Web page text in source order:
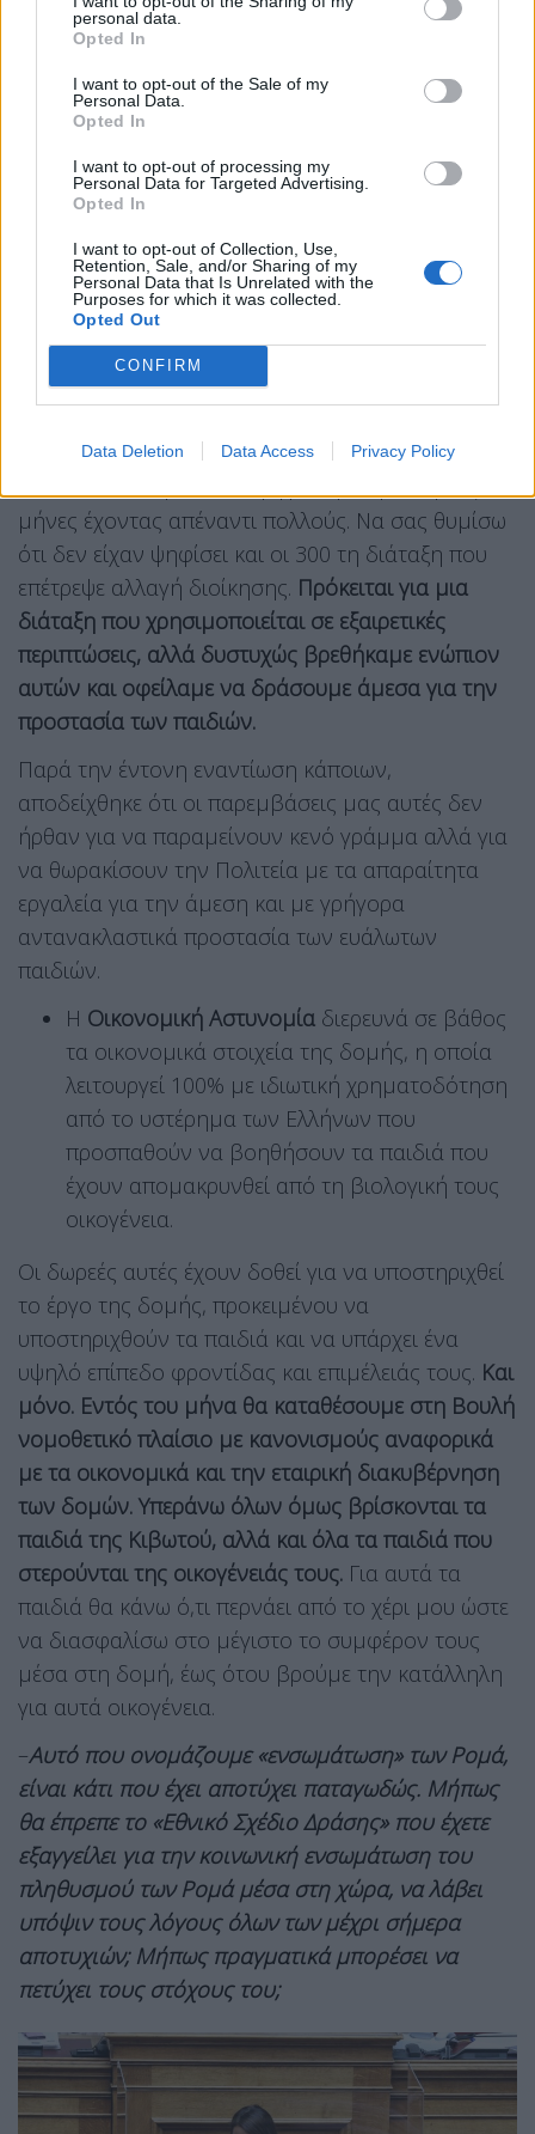
personal data.
Opted In
I want to opt-out of the Sale of my
Personal Data.
Opted In
I want to opt-out of processing my
Personal Data for Targeted Advertising.
Opted In
I want to opt-out of Collection, Use,
Retention, Sale, and/or Sharing of my
Personal Data that Is Unrelated with the
Purposes for which it was collected.
Opted Out
CONFIRM
Data Deletion Data Access Privacy Policy
λειτουργίας των δομών παιδικής προστασίας.
Προτεραιότητά μας να εξακριβώσουμε ότι οι
υπηρεσίες που παρέχονται στα παιδιά είναι οι
σωστές και ότι απασχολούνται και τα φροντίζουν
οι σωστοί άνθρωποι.
Η υπόθεση της «Κιβωτού» έχει πολλές και
διαφορετικές πτυχές. Έχουμε ακούσει ακόμη και
ξέπλυμα μαύρου χρήματος; Θα δούμε ποιοι
άραγε έκαναν ξέπλυμα βρώμικου χρήματος ή η
έρευνα θα περιοριστεί στον ιερέα και τη σύζυγό
διάταξη για έκτακτη αλλαγή στη διοίκηση
μήνες έχοντας απέναντι πολλούς. Να σας θυμίσω
ότι δεν είχαν ψηφίσει και οι 300 τη διάταξη που
επέτρεψε αλλαγή διοίκησης. Πρόκειται για μια
διάταξη που χρησιμοποιείται σε εξαιρετικές
περιπτώσεις, αλλά δυστυχώς βρεθήκαμε ενώπιον
αυτών και οφείλαμε να δράσουμε άμεσα για την
προστασία των παιδιών.
Παρά την έντονη εναντίωση κάποιων,
αποδείχθηκε ότι οι παρεμβάσεις μας αυτές δεν
ήρθαν για να παραμείνουν κενό γράμμα αλλά για
να θωρακίσουν την Πολιτεία με τα απαραίτητα
εργαλεία για την άμεση και με γρήγορα
αντανακλαστικά προστασία των ευάλωτων
παιδιών.
Η Οικονομική Αστυνομία διερευνά σε βάθος
τα οικονομικά στοιχεία της δομής, η οποία
λειτουργεί 100% με ιδιωτική χρηματοδότηση
από το υστέρημα των Ελλήνων που
προσπαθούν να βοηθήσουν τα παιδιά που
έχουν απομακρυνθεί από τη βιολογική τους
οικογένεια.
Οι δωρεές αυτές έχουν δοθεί για να υποστηριχθεί
το έργο της δομής, προκειμένου να
υποστηριχθούν τα παιδιά και να υπάρχει ένα
υψηλό επίπεδο φροντίδας και επιμέλειάς τους. Και
μόνο. Εντός του μήνα θα καταθέσουμε στη Βουλή
νομοθετικό πλαίσιο με κανονισμούς αναφορικά
με τα οικονομικά και την εταιρική διακυβέρνηση
των δομών. Υπεράνω όλων όμως βρίσκονται τα
παιδιά της Κιβωτού, αλλά και όλα τα παιδιά που
στερούνται της οικογένειάς τους. Για αυτά τα
παιδιά θα κάνω ό,τι περνάει από το χέρι μου ώστε
να διασφαλίσω στο μέγιστο το συμφέρον τους
μέσα στη δομή, έως ότου βρούμε την κατάλληλη
για αυτά οικογένεια.
–Αυτό που ονομάζουμε «ενσωμάτωση» των Ρομά,
είναι κάτι που έχει αποτύχει παταγωδώς. Μήπως
θα έπρεπε το «Εθνικό Σχέδιο Δράσης» που έχετε
εξαγγείλει για την κοινωνική ενσωμάτωση του
πληθυσμού των Ρομά μέσα στη χώρα, να λάβει
υπόψιν τους λόγους όλων των μέχρι σήμερα
αποτυχιών; Μήπως πραγματικά μπορέσει να
πετύχει τους στόχους του;